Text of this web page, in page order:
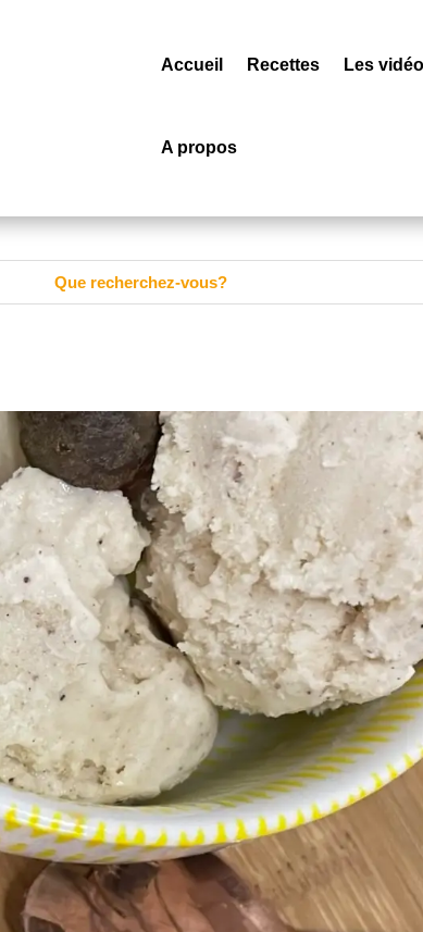
Accueil Recettes Les
A propos